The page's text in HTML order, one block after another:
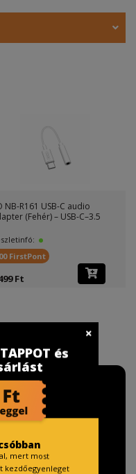
NB-R161 USB-C audio
(Fehér) – USB-C–3.5
FirstPont
Ft
és
mert most
kezdőegyenleget